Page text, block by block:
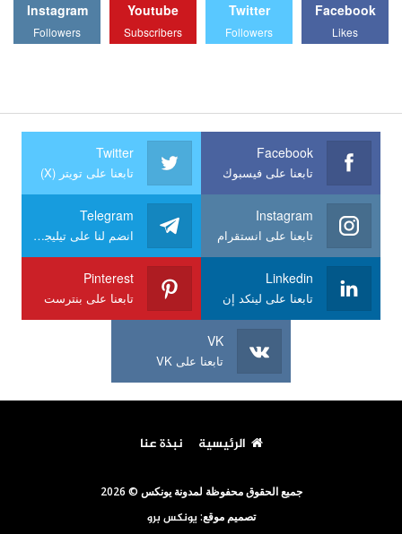
Facebook
Likes
Twitter
Followers
Youtube
Subscribers
Instagram
Followers
Facebook
تابعنا على فيسبوك
Twitter
تابعنا على تويتر (X)
Instagram
تابعنا على انستقرام
Telegram
انضم لنا على تيليجرام
Linkedin
تابعنا على لينكد إن
Pinterest
تابعنا على بنترست
VK
تابعنا على VK
الرئيسية نبذة عنا
جميع الحقوق محفوظة لمدونة يونكس © 2026
تصميم موقع: يونكس برو